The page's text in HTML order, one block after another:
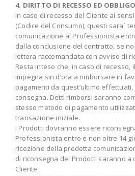
4. DIRITTO DI RECESSO ED
In caso di recesso del Cliente ai sensi
(Codice del Consumo), questi sara`
comunicazione al Professionista
dalla conclusione del contratto, se
lettera raccomandata con avviso di
Resta inteso che, in caso di recesso,
impegna sin d’ora a rimborsare in
pagamenti da quest’ultimo effettuati,
consegna. Detti rimborsi saranno
stesso metodo di pagamento
transazione iniziale.
I Prodotti dovranno essere
Professionista entro e non oltre 14
ricezione della predetta
di riconsegna dei Prodotti saranno a
Cliente.